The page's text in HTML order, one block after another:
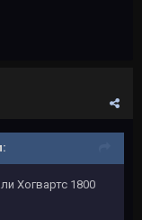
Хогвартс 1800